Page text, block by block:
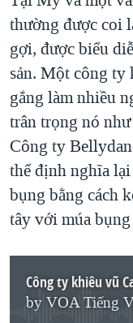
VĂN HOÁ
THỂ THAO
GIÁO DỤC
GROUND ZERO –
CHI PHÍ CHIẾN
CÁC GIÁ TRỊ
THƯỢNG ĐỈNH
TRỊNH VĨNH BÌNH
NGƯ DÂN VIỆT
BÊN KIA QUỐC
QUAN HỆ VIỆT MỸ
Ngôn ngữ khác
thường được coi
gợi, được biểu
sản. Một công ty
gắng làm nhiều
trân trọng nó
Công ty
thể định nghĩa
bụng bằng cách
tây với múa
by VOA Tiếng
No